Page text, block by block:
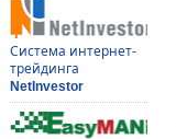
Система интернет-
трейдинга
NetInvestor